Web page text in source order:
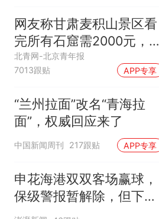
网友称甘肃麦积山景区看
完所有石窟需2000元，景
区：部分石窟受特别保
护，游客可按需买
北青网-北京青年报
7013跟贴
APP专享
“兰州拉面”改名“青海拉
面”，权威回应来了
中国新闻周刊 217跟贴 APP专享
申花海港双双客场赢球，
保级警报暂解除，但下一
轮才是生死战